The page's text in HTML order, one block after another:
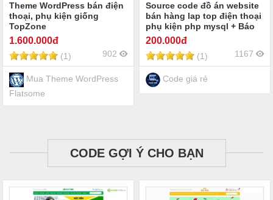
Theme WordPress bán điện
thoại, phụ kiện giống
TopZone
1.600.000đ
(1) 902
Mua Theme WordPress
Flatsome
Source code đồ án website
bán hàng lap top điện thoại
phụ kiện php mysql + Báo
cáo
200.000đ
(1) 1167
Code giá rẻ
CODE GỢI Ý CHO BẠN